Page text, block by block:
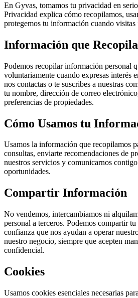
En Gyvas, tomamos tu privacidad en
Privacidad explica cómo recopilamos,
protegemos tu información cuando visitas
Información que
Podemos recopilar información personal
voluntariamente cuando expresas interés
nos contactas o te suscribes a nuestras
tu nombre, dirección de correo
preferencias de propiedades.
Cómo Usamos tu
Usamos la información que recopilamos
consultas, enviarte recomendaciones de
nuestros servicios y comunicarnos
oportunidades.
Compartir Información
No vendemos, intercambiamos ni
personal a terceros. Podemos compartir
confianza que nos ayudan a operar
nuestro negocio, siempre que acepten
confidencial.
Cookies
Usamos cookies esenciales necesarias